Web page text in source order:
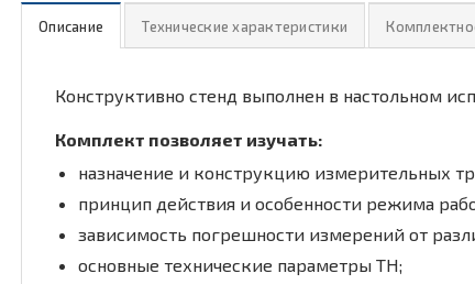
Описание Технические характеристики
Конструктивно стенд выполнен в настольном
Комплект позволяет изучать:
назначение и конструкцию измерительных
принцип действия и особенности режима
зависимость погрешности измерений от
основные технические параметры ТН;